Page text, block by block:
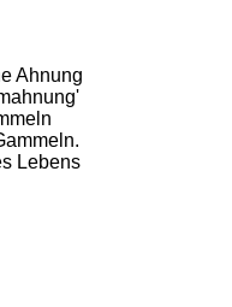
Ahnung
Lebens